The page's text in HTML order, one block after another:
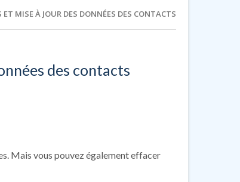
MISE À JOUR DES DONNÉES DES CONTACTS
des contacts
Mais vous pouvez également effacer